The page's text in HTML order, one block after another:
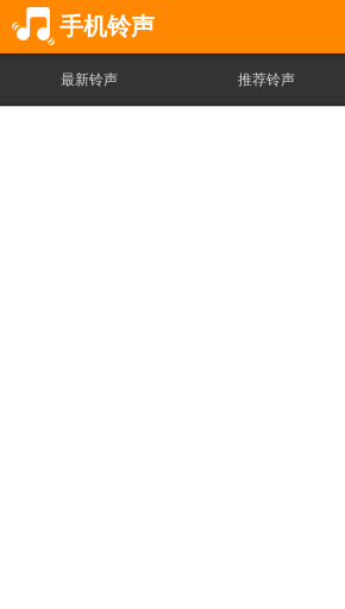
手机铃声
最新铃声 推荐铃声